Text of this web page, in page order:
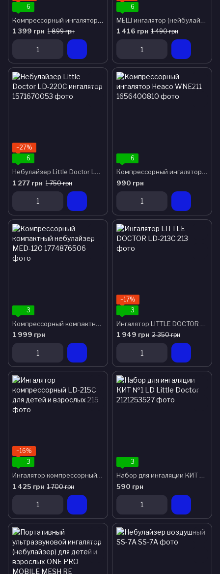
6
Компрессорный ингалятор небулайзер PRO-115 Train
1 399 грн 1 899 грн
6
МЕШ ингалятор (нейбулайзер) NE-M01
1 416 грн 1 490 грн
−27%
6
Небулайзер Little Doctor LD-220C ингалятор
1 277 грн 1 750 грн
6
Компрессорный ингалятор Heaco WNE211
990 грн
3
Компрессорный компактный небулайзер MED-120
1 999 грн
−17%
3
Ингалятор LITTLE DOCTOR LD-213C
1 949 грн 2 350 грн
−16%
3
Ингалятор компрессорный LD-215C для детей и взрослых
1 425 грн 1 700 грн
3
Набор для ингаляции КИТ №1 LD Little Doctor
590 грн